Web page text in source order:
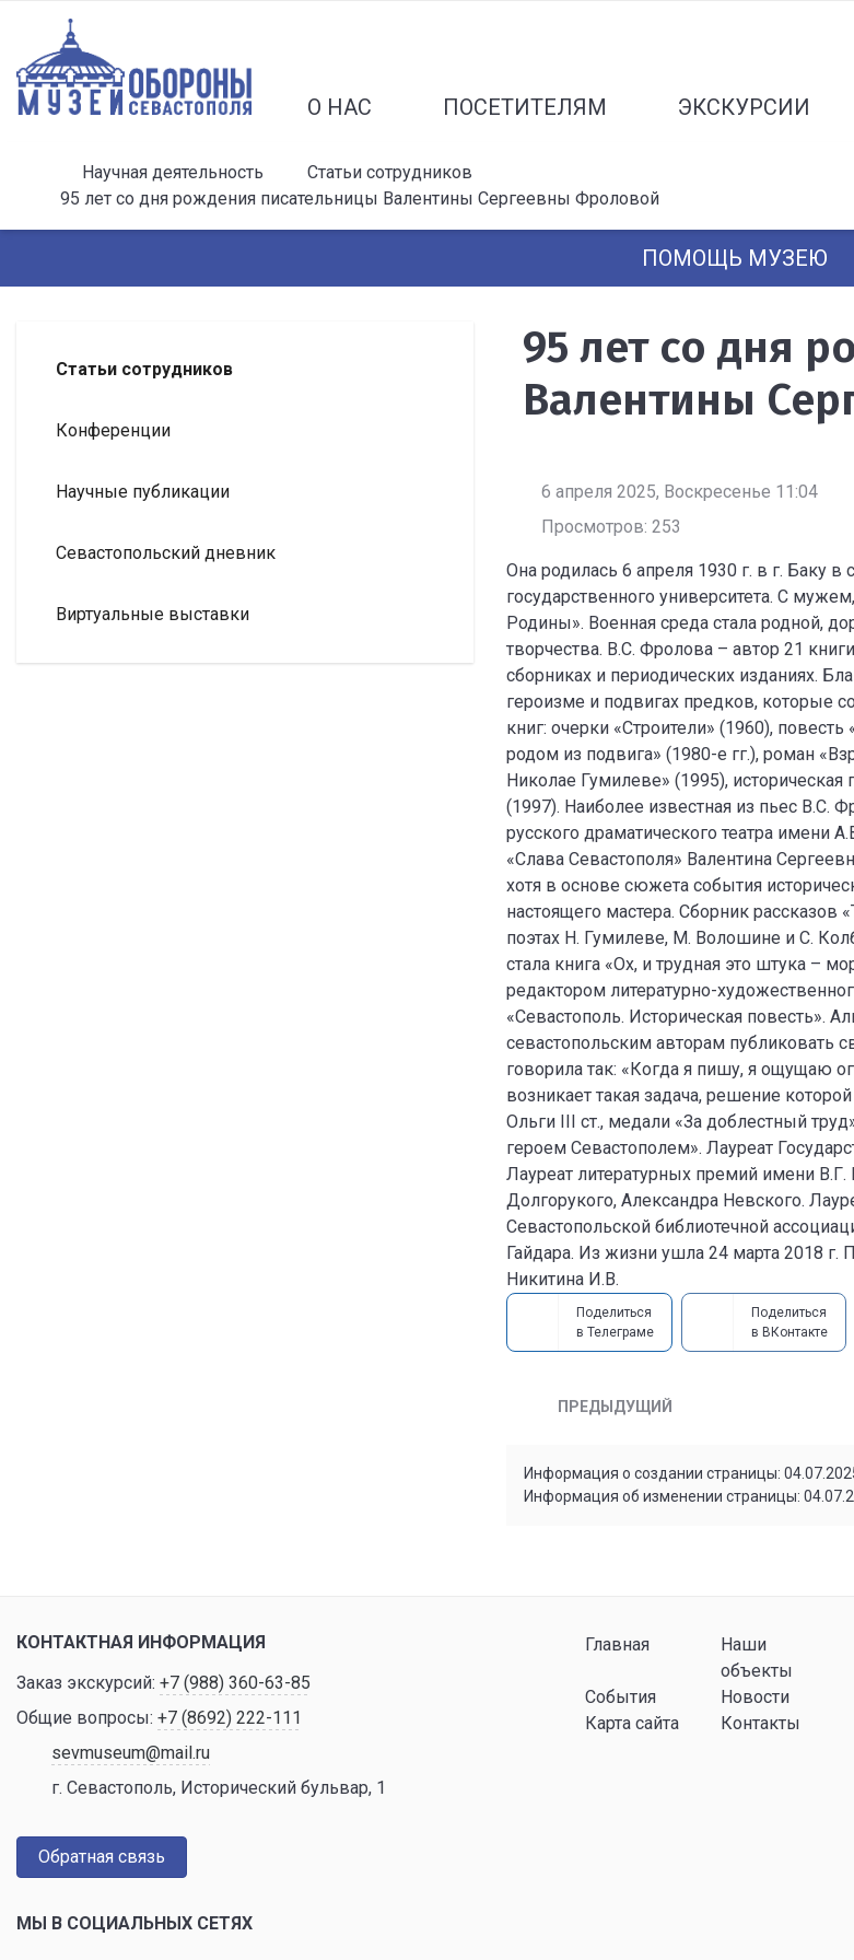
О НАС ПОСЕТИТЕЛЯМ ЭКСКУРСИИ
Научная деятельность
Статьи сотрудников
95 лет со дня рождения писательницы Валентины Сергеевны Фроловой
ПОМОЩЬ МУЗЕЮ
Статьи сотрудников
Конференции
Научные публикации
Севастопольский дневник
Виртуальные выставки
95 лет со дня
Валентины
6 апреля 2025, Воскресенье 11:04
Просмотров: 253
Она родилась 6 апреля 1930 г. в г. Баку
государственного университета. С
Родины». Военная среда стала родной,
творчества. В.С. Фролова – автор 21
сборниках и периодических изданиях.
героизме и подвигах предков, которые
книг: очерки «Строители» (1960),
родом из подвига» (1980-е гг.), роман
Николае Гумилеве» (1995),
(1997). Наиболее известная из пьес В.С.
русского драматического театра имени
«Слава Севастополя» Валентина
хотя в основе сюжета события
настоящего мастера. Сборник
поэтах Н. Гумилеве, М. Волошине и С.
стала книга «Ох, и трудная это штука –
редактором литературно-
«Севастополь. Историческая повесть».
севастопольским авторам публиковать
говорила так: «Когда я пишу, я ощущаю
возникает такая задача, решение
Ольги III ст., медали «За доблестный
героем Севастополем». Лауреат
Лауреат литературных премий имени
Долгорукого, Александра Невского.
Севастопольской библиотечной
Гайдара. Из жизни ушла 24 марта 2018
Никитина И.В.
Поделиться
в Телеграме
Поделиться
в ВКонтакте
ПРЕДЫДУЩИЙ
Информация о создании страницы:
Информация об изменении страницы:
КОНТАКТНАЯ ИНФОРМАЦИЯ
Заказ экскурсий: +7 (988) 360-63-85
Общие вопросы: +7 (8692) 222-111
sevmuseum@mail.ru
г. Севастополь, Исторический бульвар, 1
Обратная связь
МЫ В СОЦИАЛЬНЫХ СЕТЯХ
Главная
Наши
объекты
События
Новости
Карта сайта
Контакты